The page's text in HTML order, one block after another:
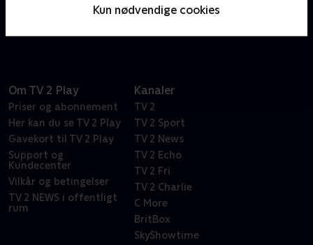
Kun nødvendige cookies
ordspil. Bare spørg den vanvittigt frustrerede Dr.
Om TV 2 Play
Priser og abonnement
Her kan du se TV 2 Play
Gavekort til TV 2 Play
Support og
Kundecenter
Vilkår og betingelser
TV 2 NEWS i offentligt
rum
Kanaler
TV 2
TV 2 Sport
TV 2 News
TV 2 Echo
TV 2 Fri
TV 2 Charlie
C More
BritBox
SkyShowtime